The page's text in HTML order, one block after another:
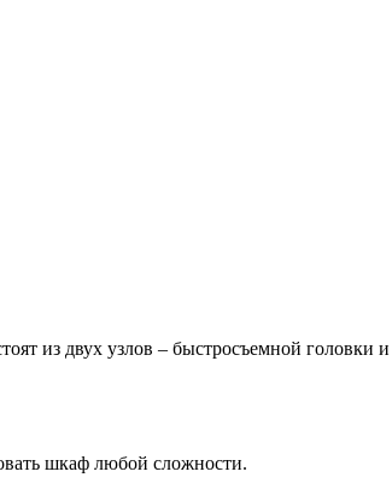
из двух узлов – быстросъемной головки и
шкаф любой сложности.